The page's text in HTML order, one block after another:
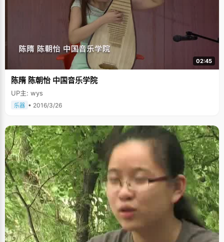
02:45
陈隋 陈朝怡 中国音乐学院
UP主: wys
乐器 • 2016/3/26